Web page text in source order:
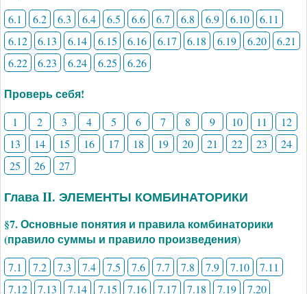
6.1 6.2 6.3 6.4 6.5 6.6 6.7 6.8 6.9 6.10
6.11
6.12
6.13 6.14 6.15 6.16 6.17 6.18 6.19 6.20
6.21
6.22
6.23 6.24 6.25 6.26
Проверь себя!
1 2 3 4 5 6 7 8 9 10 11
12
13
14 15 16 17 18 19 20 21 22 23
24
25
26 27
Глава II. ЭЛЕМЕНТЫ КОМБИНАТОРИКИ
§7. Основные понятия и правила комбинаторики
(правило суммы и правило произведения)
7.1 7.2 7.3 7.4 7.5 7.6 7.7 7.8 7.9 7.10
7.11
7.12
7.13 7.14 7.15 7.16 7.17 7.18 7.19 7.20